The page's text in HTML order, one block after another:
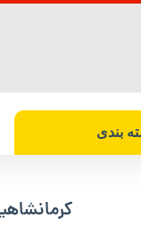
بندی